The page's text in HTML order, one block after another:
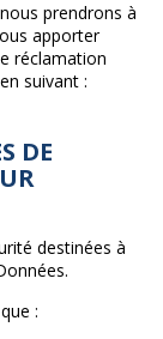
prendrons à
apporter
réclamation
suivant :
DE
destinées à
: